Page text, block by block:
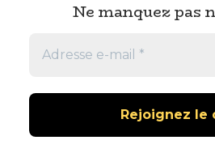
Ne manquez pas